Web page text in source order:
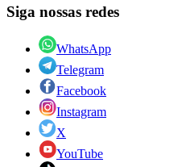
Siga nossas redes
WhatsApp
Telegram
Facebook
Instagram
X
YouTube